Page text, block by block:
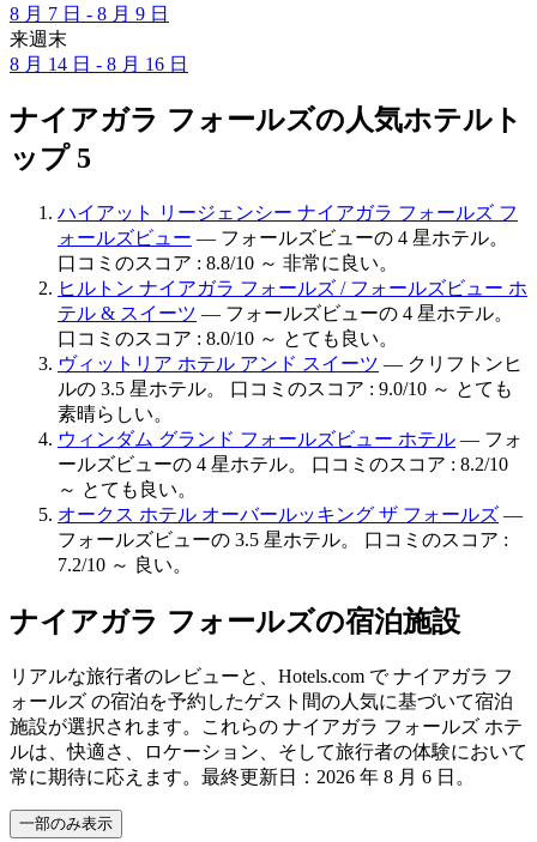
8 月 7 日 - 8 月 9 日
来週末
8 月 14 日 - 8 月 16 日
ナイアガラ フォールズの人気ホテルト
ップ 5
ハイアット リージェンシー ナイアガラ フォールズ フ
ォールズビュー — フォールズビューの 4 星ホテル。
口コミのスコア : 8.8/10 ～ 非常に良い。
ヒルトン ナイアガラ フォールズ / フォールズビュー ホ
テル & スイーツ — フォールズビューの 4 星ホテル。
口コミのスコア : 8.0/10 ～ とても良い。
ヴィットリア ホテル アンド スイーツ — クリフトンヒ
ルの 3.5 星ホテル。 口コミのスコア : 9.0/10 ～ とても
素晴らしい。
ウィンダム グランド フォールズビュー ホテル — フォ
ールズビューの 4 星ホテル。 口コミのスコア : 8.2/10
～ とても良い。
オークス ホテル オーバールッキング ザ フォールズ —
フォールズビューの 3.5 星ホテル。 口コミのスコア :
7.2/10 ～ 良い。
ナイアガラ フォールズの宿泊施設
リアルな旅行者のレビューと、Hotels.com で ナイアガラ フ
ォールズ の宿泊を予約したゲスト間の人気に基づいて宿泊
施設が選択されます。これらの ナイアガラ フォールズ ホテ
ルは、快適さ、ロケーション、そして旅行者の体験において
常に期待に応えます。最終更新日： 2026 年 8 月 6 日 。
一部のみ表示